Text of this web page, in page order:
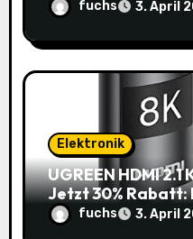
n
145,85€!
fuchs 3. April
Elektronik
UGREEN HDMI 2.1
Jetzt 30%
10,99€
fuchs 3. April